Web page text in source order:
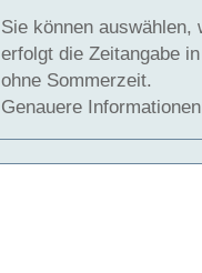
Sie können auswählen,
erfolgt die Zeitangabe
ohne Sommerzeit.
Genauere